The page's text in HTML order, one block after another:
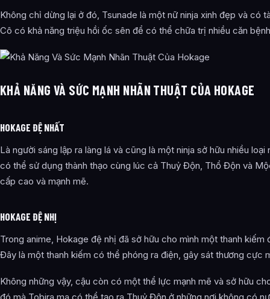
Không chỉ dừng lại ở đó, Tsunade là một nữ ninja xinh đẹp và có
Cô có khả năng triệu hồi ốc sên để có thể chữa trị nhiều căn
KHẢ NĂNG VÀ SỨC MẠNH NHÃN THUẬT CỦA HOKAGE
HOKAGE ĐỆ NHẤT
Là người sáng lập ra làng lá và cũng là một ninja sở hữu nhiều
có thể sử dụng thành thạo cùng lúc cả Thuỷ Độn, Thổ Độn và
cấp cao và mạnh mẽ.
HOKAGE ĐỆ NHỊ
Trong anime, Hokage đệ nhị đã sở hữu cho mình một thanh
Đây là một thanh kiếm có thể phóng ra điện, gây sát thương cực
Không những vậy, cậu còn có một thể lực mạnh mẽ và sở hữu